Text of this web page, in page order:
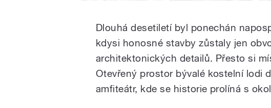
Dlouhá desetiletí byl ponechán
kdysi honosné stavby zůstaly jen
architektonických detailů. Přesto si
Otevřený prostor bývalé kostelní lodi
amfiteátr, kde se historie prolíná s